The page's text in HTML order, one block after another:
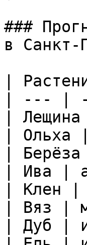
###
в Санкт-
|
| --- |
|
| Ольха
|
| Ива |
| Клен |
| Вяз |
| Дуб |